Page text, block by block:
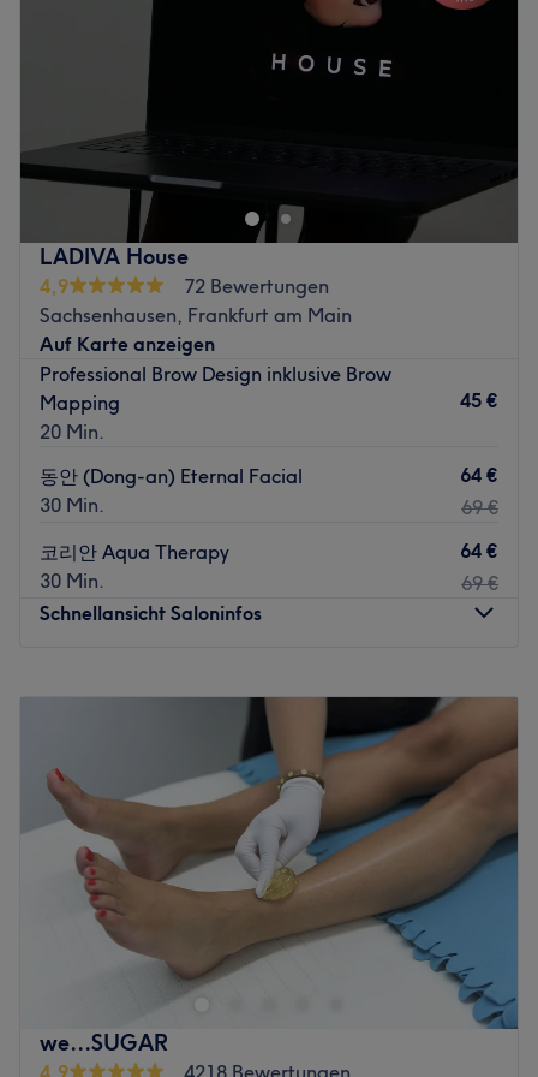
Produkte und Produktmarken: Vegane Produkte,
Naturkosmetik.
Extras: Klimatisiert, kostenfreie Getränke und WLAN,
10:00
20:00
Geschlossen
Zu einem rundum gepflegten Aussehen gehören natürlich
auch Hände und Füße. Daher hat sich JN Lovely Nails in
der Albert-Roßhaupter-Straße 26 in München genau
darauf spezialisiert. Hier kannst du dir neben pflegenden
Behandlungen auch tolle Farben und Designs für deine
Nägel aussuchen.
Nächste öffentliche Verkehrsmittel:
Unfern der Station Harras.
Das Team:
Kaum über die Türschwelle getreten, wirst du herzlich
empfangen. Thi Ni Le ist erfahren, freundlich und
hilfsbereit.
Was uns an dem Salon gefällt:
Expertise: verschiedene Nageltechniken- und Designs.
Produkte und Produktmarken: Shellac.
Extras: gut zu erreichen mit den öffentlichen
LADIVA House
4,9
72 Bewertungen
Sachsenhausen, Frankfurt am Main
Auf Karte anzeigen
Professional Brow Design inklusive Brow
Mapping
20 Min.
45 €
동안 (Dong-an) Eternal Facial
30 Min.
64 €
69 €
코리안 Aqua Therapy
30 Min.
64 €
69 €
Schnellansicht Saloninfos
17:30
09:00
17:30
Donnerstag
17:30
Freitag
09:00–17:30
Samstag
Geschlossen
Sonntag
Geschlossen
LADIVA House in Frankfurt-Sachsenhausen ist ein
modernes Kosmetikstudio, das sich auf hochwertige
Gesichtsbehandlungen, Hautpflege und ästhetische
Anwendungen spezialisiert hat. Mit innovativen
Methoden und individuell abgestimmten Behandlungen
sorgt das Studio für sichtbar schöne und gesunde Haut.
we...SUGAR
4,9
4218 Bewertungen